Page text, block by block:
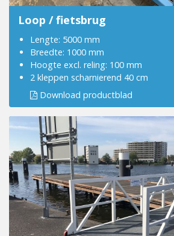
Loop / fietsbrug
Lengte: 5000 mm
Breedte: 1000 mm
Hoogte excl. reling: 100 mm
2 kleppen scharnierend 40 cm
Download productblad